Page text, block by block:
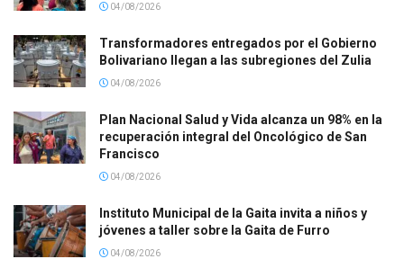
04/08/2026
Transformadores entregados por el Gobierno
Bolivariano llegan a las subregiones del Zulia
04/08/2026
Plan Nacional Salud y Vida alcanza un 98% en la
recuperación integral del Oncológico de San
Francisco
04/08/2026
Instituto Municipal de la Gaita invita a niños y
jóvenes a taller sobre la Gaita de Furro
04/08/2026